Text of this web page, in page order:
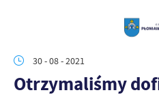
30 - 08 - 2021
Otrzymaliśmy